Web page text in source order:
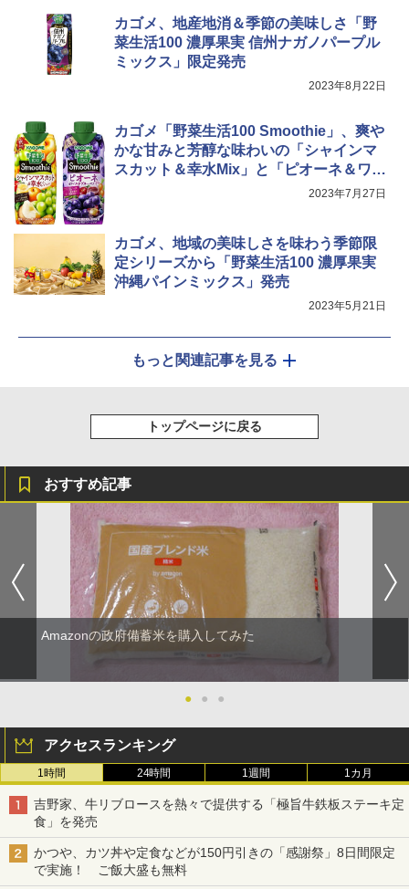
シャープ ウォーターオーブン ヘルシオ
AX-XJ1-B ブラック 30L 2段調理 コンベ
￥44,800
カゴメ、地産地消＆季節の美味しさ「野
菜生活100 濃厚果実 信州ナガノパープル
ミックス」限定発売
2023年8月22日
カゴメ「野菜生活100 Smoothie」、爽や
かな甘みと芳醇な味わいの「シャインマ
スカット＆幸水Mix」と「ピオーネ＆ワイ
2023年7月27日
カゴメ、地域の美味しさを味わう季節限
定シリーズから「野菜生活100 濃厚果実
沖縄パインミックス」発売
2023年5月21日
もっと関連記事を見る
トップページに戻る
おすすめ記事
Amazonの政府備蓄米を購入してみた
● ● ●
アクセスランキング
1時間 24時間 1週間 1カ月
吉野家、牛リブロースを熱々で提供する「極旨牛鉄板ステーキ定
食」を発売
かつや、カツ丼や定食などが150円引きの「感謝祭」8日間限定
で実施！ ご飯大盛も無料